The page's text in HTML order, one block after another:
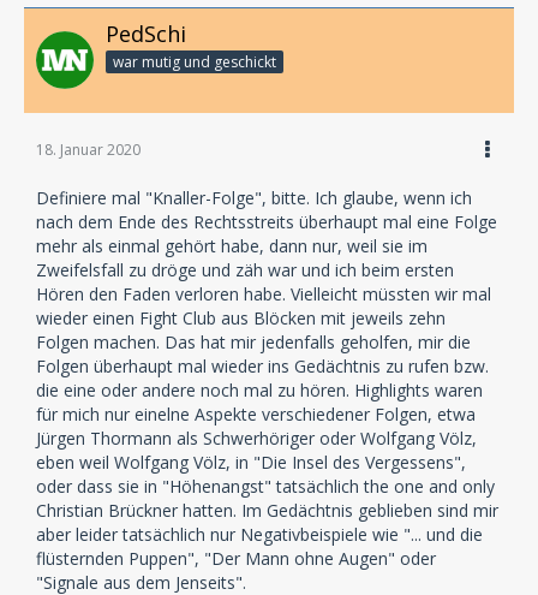
PedSchi
war mutig und geschickt
18. Januar 2020
Definiere mal "Knaller-Folge", bitte. Ich glaube, wenn ich
nach dem Ende des Rechtsstreits überhaupt mal eine Folge
mehr als einmal gehört habe, dann nur, weil sie im
Zweifelsfall zu dröge und zäh war und ich beim ersten
Hören den Faden verloren habe. Vielleicht müssten wir mal
wieder einen Fight Club aus Blöcken mit jeweils zehn
Folgen machen. Das hat mir jedenfalls geholfen, mir die
Folgen überhaupt mal wieder ins Gedächtnis zu rufen bzw.
die eine oder andere noch mal zu hören. Highlights waren
für mich nur einelne Aspekte verschiedener Folgen, etwa
Jürgen Thormann als Schwerhöriger oder Wolfgang Völz,
eben weil Wolfgang Völz, in "Die Insel des Vergessens",
oder dass sie in "Höhenangst" tatsächlich the one and only
Christian Brückner hatten. Im Gedächtnis geblieben sind mir
aber leider tatsächlich nur Negativbeispiele wie "... und die
flüsternden Puppen", "Der Mann ohne Augen" oder
"Signale aus dem Jenseits".